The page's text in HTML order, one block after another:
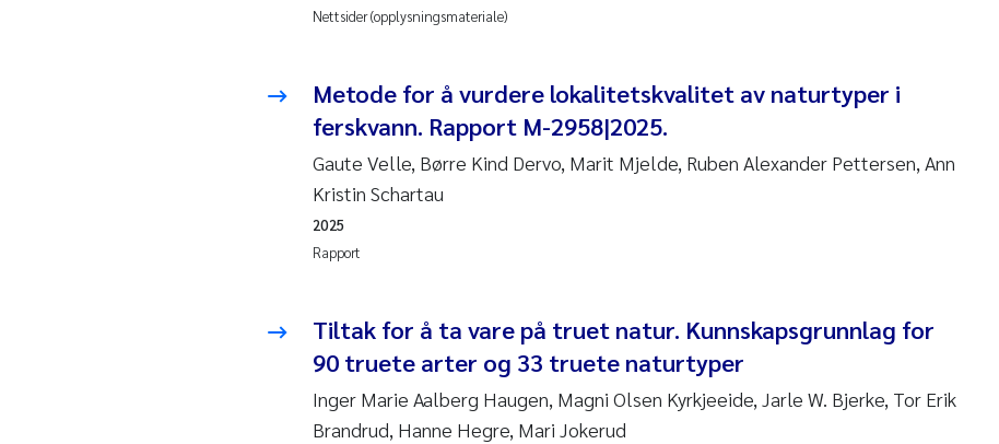
2011
2010
2009
2008
2007
2005
Christian Vogelsang
Rolf David Vogt
Marta Moyano
Emmy Falk Nøklebye
Kathrine Ivsett Johnsen
Nettsider (opplysningsmateriale)
Metode for å vurdere lokalitetskvalitet av naturtyper i
ferskvann. Rapport M-2958|2025.
Gaute Velle, Børre Kind Dervo, Marit Mjelde, Ruben Alexander Pettersen, Ann
Kristin Schartau
Rapport
2025
Tiltak for å ta vare på truet natur. Kunnskapsgrunnlag for
90 truete arter og 33 truete naturtyper
Inger Marie Aalberg Haugen, Magni Olsen Kyrkjeeide, Jarle W. Bjerke, Tor Erik
Brandrud, Hanne Hegre, Mari Jokerud